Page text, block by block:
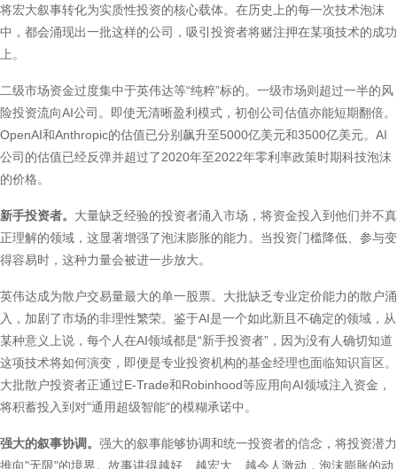
将宏大叙事转化为实质性投资的核心载体。在历史上的每一次技术泡沫
中，都会涌现出一批这样的公司，吸引投资者将赌注押在某项技术的成功
上。
二级市场资金过度集中于英伟达等“纯粹”标的。一级市场则超过一半的风
险投资流向AI公司。即使无清晰盈利模式，初创公司估值亦能短期翻倍。
OpenAI和Anthropic的估值已分别飙升至5000亿美元和3500亿美元。AI
公司的估值已经反弹并超过了2020年至2022年零利率政策时期科技泡沫
的价格。
新手投资者。 大量缺乏经验的投资者涌入市场，将资金投入到他们并不真
正理解的领域，这显著增强了泡沫膨胀的能力。当投资门槛降低、参与变
得容易时，这种力量会被进一步放大。
英伟达成为散户交易量最大的单一股票。大批缺乏专业定价能力的散户涌
入，加剧了市场的非理性繁荣。鉴于AI是一个如此新且不确定的领域，从
某种意义上说，每个人在AI领域都是“新手投资者”，因为没有人确切知道
这项技术将如何演变，即便是专业投资机构的基金经理也面临知识盲区。
大批散户投资者正通过E-Trade和Robinhood等应用向AI领域注入资金，
将积蓄投入到对"通用超级智能"的模糊承诺中。
强大的叙事协调。 强大的叙事能够协调和统一投资者的信念，将投资潜力
推向"无限"的境界。故事讲得越好、越宏大、越令人激动，泡沫膨胀的动